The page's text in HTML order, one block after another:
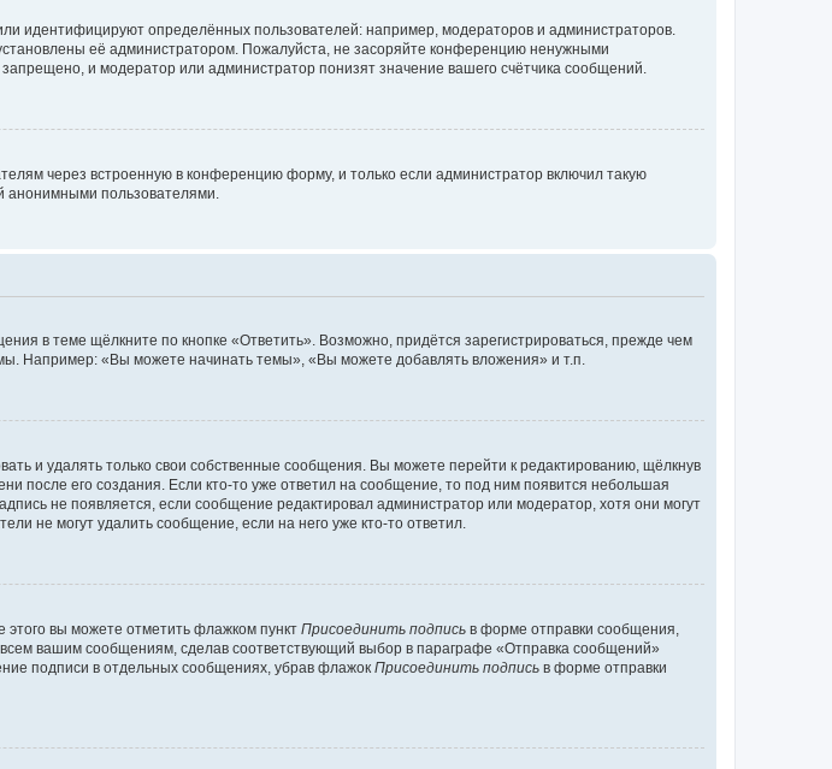
идентифицируют определённых пользователей: например, модераторов и администраторов.
её администратором. Пожалуйста, не засоряйте конференцию ненужными
и модератор или администратор понизят значение вашего счётчика сообщений.
через встроенную в конференцию форму, и только если администратор включил такую
анонимными пользователями.
в теме щёлкните по кнопке «Ответить». Возможно, придётся зарегистрироваться, прежде чем
Например: «Вы можете начинать темы», «Вы можете добавлять вложения» и т.п.
и удалять только свои собственные сообщения. Вы можете перейти к редактированию, щёлкнув
после его создания. Если кто-то уже ответил на сообщение, то под ним появится небольшая
не появляется, если сообщение редактировал администратор или модератор, хотя они могут
не могут удалить сообщение, если на него уже кто-то ответил.
вы можете отметить флажком пункт Присоединить подпись в форме отправки сообщения,
вашим сообщениям, сделав соответствующий выбор в параграфе «Отправка сообщений»
подписи в отдельных сообщениях, убрав флажок Присоединить подпись в форме отправки